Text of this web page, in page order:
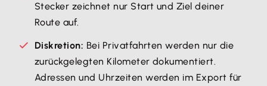
Stecker zeichnet nur Start und Ziel deiner
Route auf.
Diskretion: Bei Privatfahrten werden nur die
zurückgelegten Kilometer dokumentiert.
Adressen und Uhrzeiten werden im Export für